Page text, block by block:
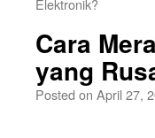
Elektronik?
Cara
yang
Posted on April 27,